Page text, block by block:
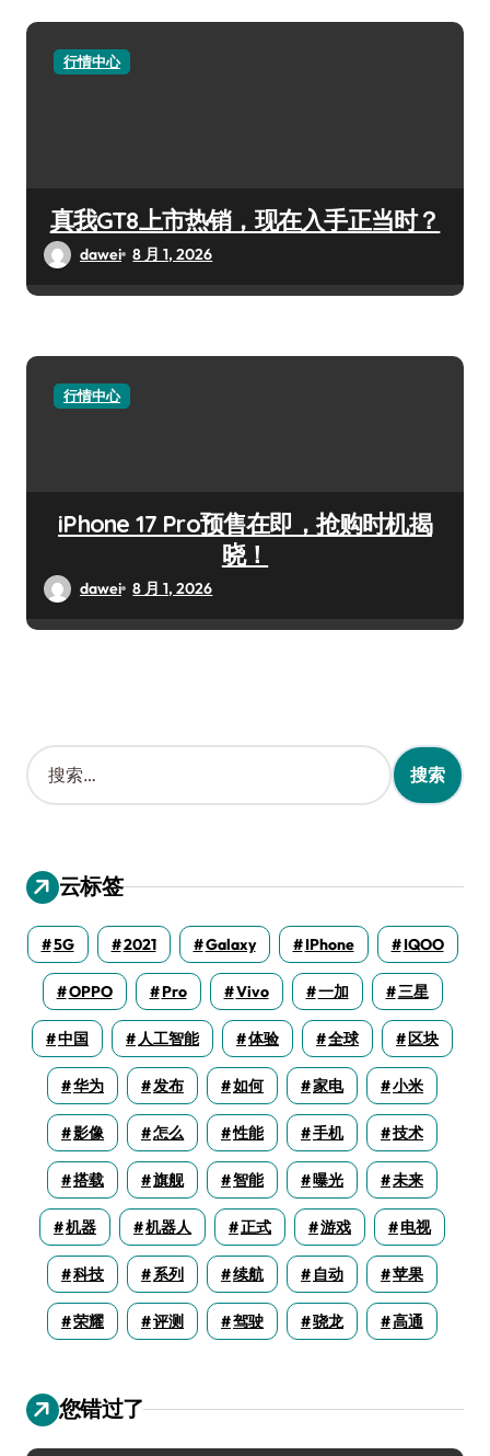
行情中心
真我GT8上市热销，现在入手正当时？
dawei 8 月 1, 2026
行情中心
iPhone 17 Pro预售在即，抢购时机揭
晓！
dawei 8 月 1, 2026
：
云标签
5G 2021 Galaxy IPhone IQOO
OPPO Pro Vivo 一加 三星
中国 人工智能 体验 全球 区块
华为 发布 如何 家电 小米
影像 怎么 性能 手机 技术
搭载 旗舰 智能 曝光 未来
机器 机器人 正式 游戏 电视
科技 系列 续航 自动 苹果
荣耀 评测 驾驶 骁龙 高通
您错过了